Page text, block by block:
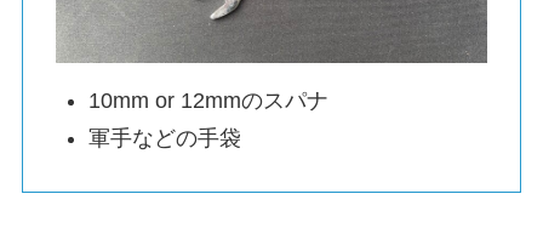
10mm or 12mmのスパナ
軍手などの手袋